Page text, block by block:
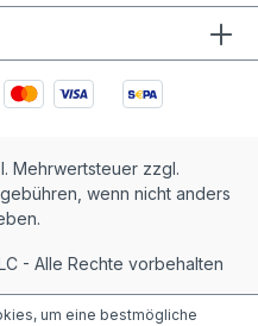
Mehrwertsteuer zzgl.
wenn nicht anders
- Alle Rechte vorbehalten
um eine bestmögliche